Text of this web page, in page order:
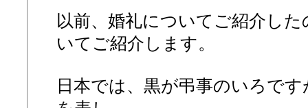
以前、婚礼についてご紹介し
いてご紹介します。
日本では、黒が弔事のいろで